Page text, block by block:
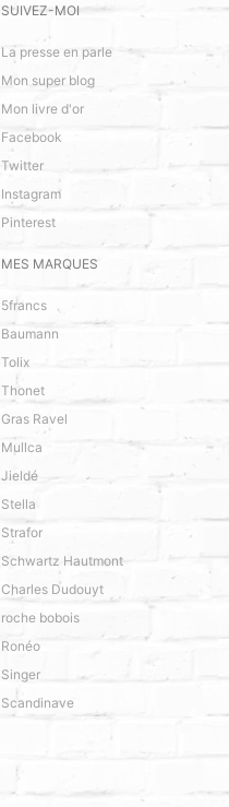
SUIVEZ-MOI
La presse en parle
Mon super blog
Mon livre d'or
Facebook
Twitter
Instagram
Pinterest
MES MARQUES
5francs
Baumann
Tolix
Thonet
Gras Ravel
Mullca
Jieldé
Stella
Strafor
Schwartz Hautmont
Charles Dudouyt
roche bobois
Ronéo
Singer
Scandinave